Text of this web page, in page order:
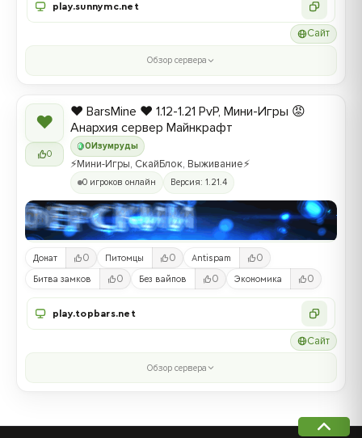
play.sunnymc.net
Сайт
Обзор сервера
❤
0
0 Изумруды
❤️ BarsMine ❤️ 1.12-1.21 PvP, Мини-Игры 😡
Анархия сервер Майнкрафт
⚡Мини-Игры, СкайБлок, Выживание⚡
0 игроков онлайн Версия: 1.21.4
Донат 0 Питомцы 0 Antispam 0
Битва замков 0 Без вайпов 0 Экономика 0
play.topbars.net
Сайт
Обзор сервера